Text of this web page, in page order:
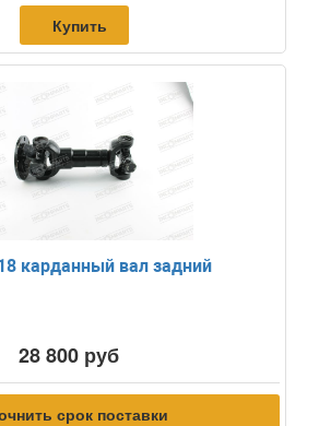
Купить
карданный вал задний
28 800 руб
срок поставки